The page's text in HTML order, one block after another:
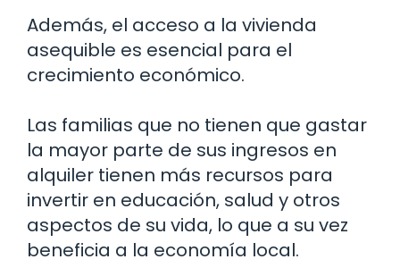
Además, el acceso a la vivienda
asequible es esencial para el
crecimiento económico.
Las familias que no tienen que gastar
la mayor parte de sus ingresos en
alquiler tienen más recursos para
invertir en educación, salud y otros
aspectos de su vida, lo que a su vez
beneficia a la economía local.